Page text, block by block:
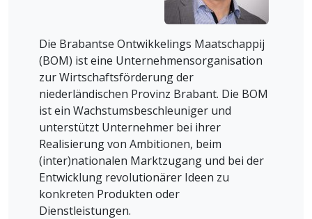
Die Brabantse Ontwikkelings Maatschappij
(BOM) ist eine Unternehmensorganisation
zur Wirtschaftsförderung der
niederländischen Provinz Brabant. Die BOM
ist ein Wachstumsbeschleuniger und
unterstützt Unternehmer bei ihrer
Realisierung von Ambitionen, beim
(inter)nationalen Marktzugang und bei der
Entwicklung revolutionärer Ideen zu
konkreten Produkten oder
Dienstleistungen.